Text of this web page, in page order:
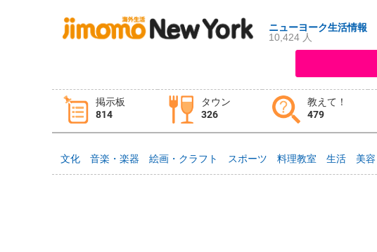
ニューヨーク生活情報
10,424 人
掲示板
814
タウン
326
教えて！
479
タウン情報
文化 音楽・楽器 絵画・クラフト スポーツ 料理教室 生活 美